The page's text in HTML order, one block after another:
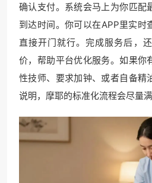
确认支付。系统会马上为你匹配
到达时间。你可以在APP里实时
直接开门就行。完成服务后，
价，帮助平台优化服务。如果你
性技师、要求加钟、或者自备精
说明，摩耶的标准化流程会尽量满